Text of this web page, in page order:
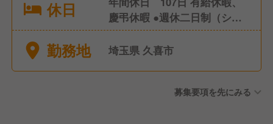
休日
慶弔休暇 ●週休二日制（シフ
ト制） ●産前産後休暇（取
得・復帰実績あり） ●育児休
勤務地 埼玉県 久喜市
募集要項を先にみる